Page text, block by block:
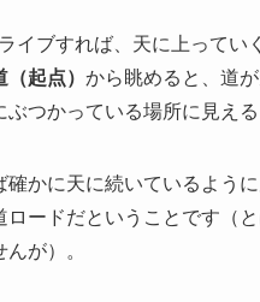
イブすれば、天に上って
起点） から眺めると、道
つかっている場所に見える
かに天に続いているよう
ードだということです（
が）。